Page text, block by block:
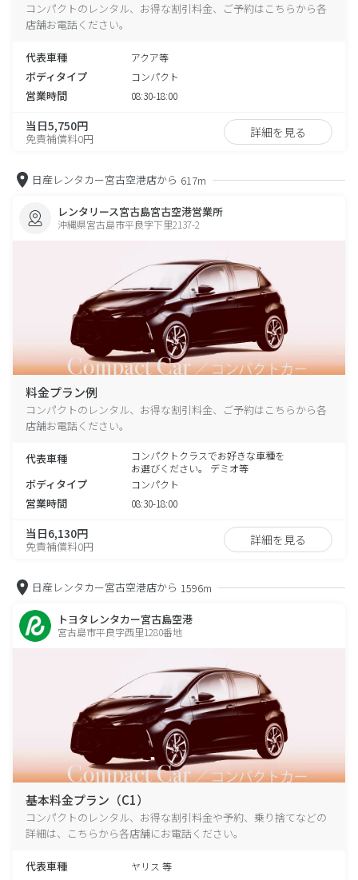
コンパクトのレンタル、お得な割引料金、ご予約はこちらから各
店舗お電話ください。
代表車種 アクア等
ボディタイプ コンパクト
営業時間 08:30-18:00
当日5,750円
免責補償料0円 詳細を見る
日産レンタカー宮古空港店から 617m
レンタリース宮古島宮古空港営業所
沖縄県宮古島市平良字下里2137-2
料金プラン例
コンパクトのレンタル、お得な割引料金、ご予約はこちらから各
店舗お電話ください。
代表車種
コンパクトクラスでお好きな車種を
お選びください。 デミオ等
ボディタイプ コンパクト
営業時間 08:30-18:00
当日6,130円
免責補償料0円 詳細を見る
日産レンタカー宮古空港店から 1596m
トヨタレンタカー宮古島空港
宮古島市平良字西里1280番地
基本料金プラン（C1）
コンパクトのレンタル、お得な割引料金や予約、乗り捨てなどの
詳細は、こちらから各店舗にお電話ください。
代表車種 ヤリス 等